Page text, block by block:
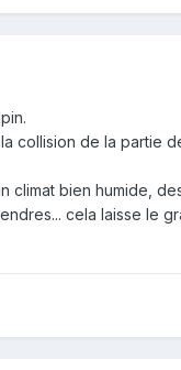
collision de la partie
climat bien humide,
cela laisse le